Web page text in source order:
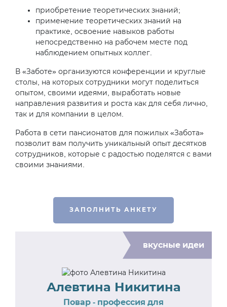
приобретение теоретических знаний;
применение теоретических знаний на
практике, освоение навыков работы
непосредственно на рабочем месте под
наблюдением опытных коллег.
В «Заботе» организуются конференции и круглые
столы, на которых сотрудники могут поделиться
опытом, своими идеями, выработать новые
направления развития и роста как для себя лично,
так и для компании в целом.
Работа в сети пансионатов для пожилых «Забота»
позволит вам получить уникальный опыт десятков
сотрудников, которые с радостью поделятся с вами
своими знаниями.
ЗАПОЛНИТЬ АНКЕТУ
вкусные идеи
Алевтина Никитина
Повар - профессия для